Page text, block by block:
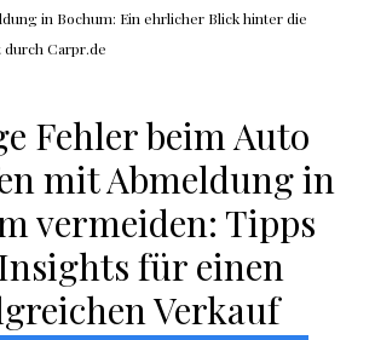
in Bochum: Ein ehrlicher Blick hinter die
durch Carpr.de
Fehler beim Auto
mit Abmeldung in
vermeiden: Tipps
für einen
Verkauf